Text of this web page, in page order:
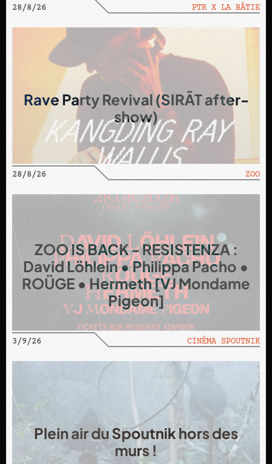
28/8/26 PTR X LA BÂTIE
Rave Party Revival (SIRĀT after-
show)
28/8/26 ZOO
ZOO IS BACK - RESISTENZA :
David Löhlein • Philippa Pacho •
ROÜGE • Hermeth [VJ Mondame
Pigeon]
3/9/26 CINÉMA SPOUTNIK
Plein air du Spoutnik hors des
murs !